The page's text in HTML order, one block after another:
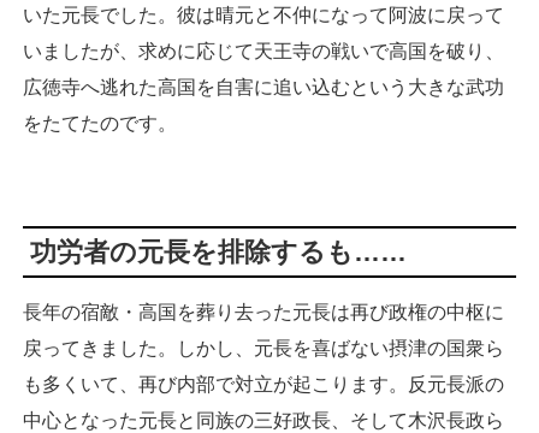
いた元長でした。彼は晴元と不仲になって阿波に戻って
いましたが、求めに応じて天王寺の戦いで高国を破り、
広徳寺へ逃れた高国を自害に追い込むという大きな武功
をたてたのです。
功労者の元長を排除するも……
長年の宿敵・高国を葬り去った元長は再び政権の中枢に
戻ってきました。しかし、元長を喜ばない摂津の国衆ら
も多くいて、再び内部で対立が起こります。反元長派の
中心となった元長と同族の三好政長、そして木沢長政ら